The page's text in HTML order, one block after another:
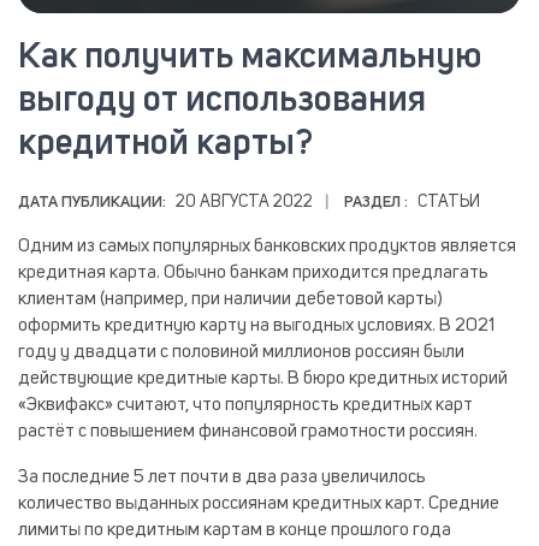
Как получить максимальную
выгоду от использования
кредитной карты?
ДАТА ПУБЛИКАЦИИ: 20 АВГУСТА 2022 РАЗДЕЛ : СТАТЬИ
Одним из самых популярных банковских продуктов является
кредитная карта. Обычно банкам приходится предлагать
клиентам (например, при наличии дебетовой карты)
оформить кредитную карту на выгодных условиях. В 2021
году у двадцати с половиной миллионов россиян были
действующие кредитные карты. В бюро кредитных историй
«Эквифакс» считают, что популярность кредитных карт
растёт с повышением финансовой грамотности россиян.
За последние 5 лет почти в два раза увеличилось
количество выданных россиянам кредитных карт. Средние
лимиты по кредитным картам в конце прошлого года